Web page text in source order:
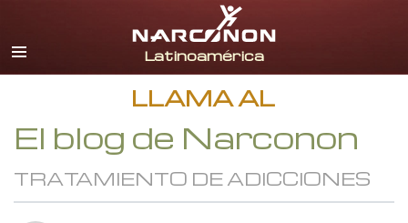
Español
Todas las Regiones/Idiomas
LLAMA AL
El blog de Narconon
TRATAMIENTO DE ADICCIONES